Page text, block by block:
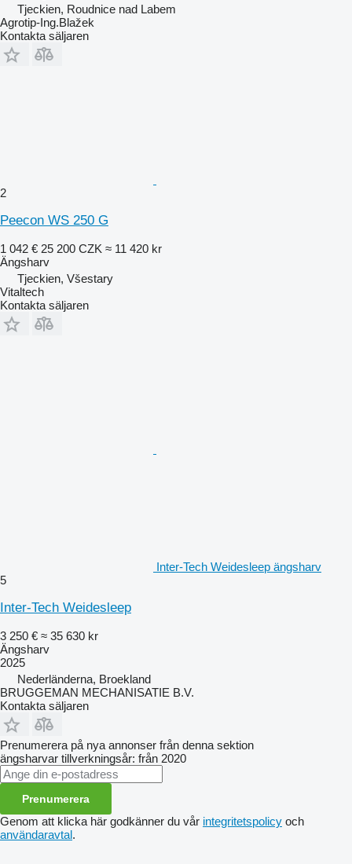
Tjeckien, Roudnice nad Labem
Agrotip-Ing.Blažek
Kontakta säljaren
2
Peecon WS 250 G
1 042 € 25 200 CZK ≈ 11 420 kr
Ängsharv
Tjeckien, Všestary
Vitaltech
Kontakta säljaren
Inter-Tech Weidesleep ängsharv
5
Inter-Tech Weidesleep
3 250 € ≈ 35 630 kr
Ängsharv
2025
Nederländerna, Broekland
BRUGGEMAN MECHANISATIE B.V.
Kontakta säljaren
Prenumerera på nya annonser från denna sektion
ängsharvar tillverkningsår: från 2020
Prenumerera
Genom att klicka här godkänner du vår integritetspolicy och
användaravtal.